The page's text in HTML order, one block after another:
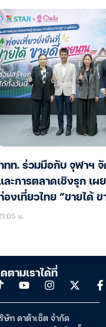
ทท. ร่วมมือกับ จุฬาฯ จั
ละการตลาดเชิงรุก เ
องเที่ยวไทย “ขายได้ ข
น.
ตามเราได้ที่
ษัท ดาต้าเซ็ต จำกัด